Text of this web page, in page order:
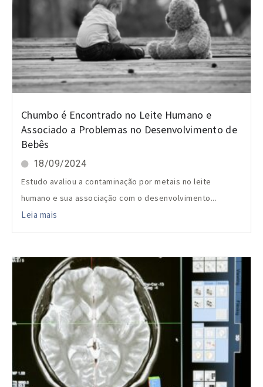
Chumbo é Encontrado no Leite Humano e
Associado a Problemas no Desenvolvimento de
Bebês
18/09/2024
Estudo avaliou a contaminação por metais no leite
humano e sua associação com o desenvolvimento...
Leia mais